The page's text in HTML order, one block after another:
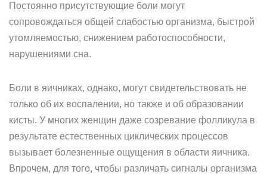
Постоянно присутствующие боли могут
сопровождаться общей слабостью организма, быстрой
утомляемостью, снижением работоспособности,
нарушениями сна.
Боли в яичниках, однако, могут свидетельствовать не
только об их воспалении, но также и об образовании
кисты. У многих женщин даже созревание фолликула в
результате естественных циклических процессов
вызывает болезненные ощущения в области яичника.
Впрочем, для того, чтобы различать сигналы организма